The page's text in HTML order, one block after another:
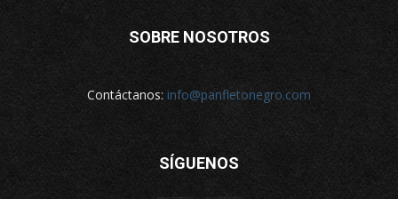
SOBRE NOSOTROS
Contáctanos: info@panfletonegro.com
SÍGUENOS